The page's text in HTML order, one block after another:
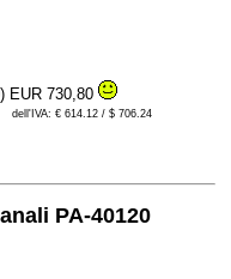
EUR 730,80
dell'IVA: € 614.12 / $ 706.24
PA-40120